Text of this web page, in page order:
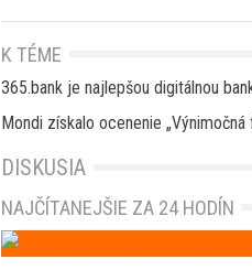
K TÉME
365.bank je najlepšou digitálnou
Mondi získalo ocenenie „Výnimočná
DISKUSIA
NAJČÍTANEJŠIE ZA 24 HODÍN